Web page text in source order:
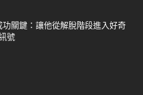
功關鍵：讓他從解脫階段進入好奇
號